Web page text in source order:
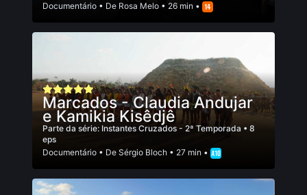
Documentário • De Rosa Melo • 26 min •
Marcados - Claudia Andujar
e Kamikia Kisêdjê
Parte da série: Instantes Cruzados - 2ª Temporada • 8
eps
Documentário • De Sérgio Bloch • 27 min •